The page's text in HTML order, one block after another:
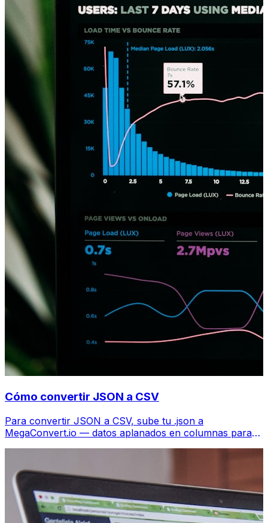
Cómo convertir JSON a CSV
Para convertir JSON a CSV, sube tu .json a
MegaConvert.io — datos aplanados en columnas para